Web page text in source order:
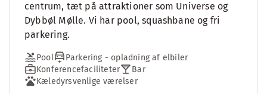
centrum, tæt på attraktioner som Universe og
Dybbøl Mølle. Vi har pool, squashbane og fri
parkering.
Pool
Parkering - opladning af elbiler
Konferencefaciliteter
Bar
Kæledyrsvenlige værelser